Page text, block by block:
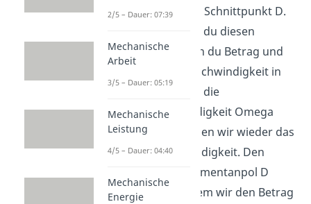
Momentanpol im Schnittpunkt D.
Weiterhin kannst du diesen
bestimmen, wenn du Betrag und
Richtung der Geschwindigkeit in
einem Punkt und die
Winkelgeschwindigkeit Omega
kennst. Dazu bilden wir wieder das
Lot zur Geschwindigkeit. Den
Abstand zum Momentanpol D
erhalten wir, indem wir den Betrag
2/5 – Dauer: 07:39
Mechanische
Arbeit
3/5 – Dauer: 05:19
Mechanische
Leistung
4/5 – Dauer: 04:40
Mechanische
Energie